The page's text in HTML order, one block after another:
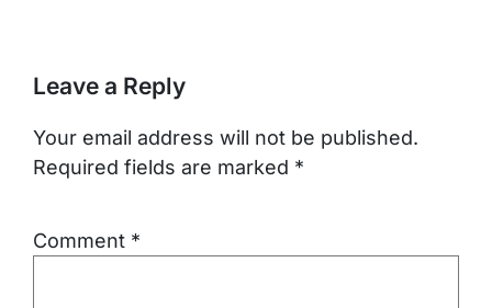
Leave a Reply
Your email address will not be published.
Required fields are marked *
Comment *